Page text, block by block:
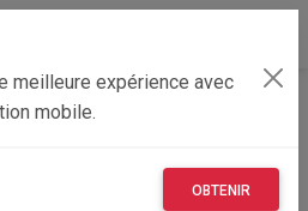
meilleure expérience avec
mobile.
OBTENIR
Val de Loire